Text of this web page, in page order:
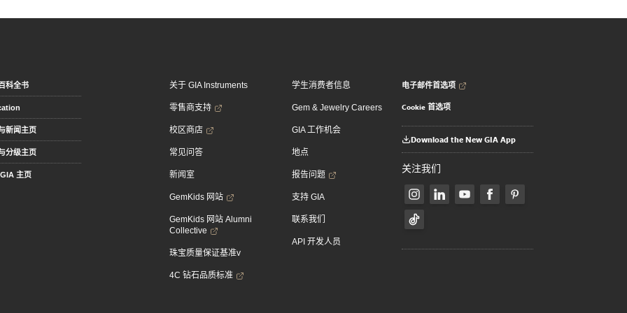
科全书
新闻主页
分级主页
主页
关于 GIA Instruments
零售商支持
校区商店
常见问答
新闻室
GemKids 网站
GemKids 网站 Alumni
Collective
珠宝质量保证基准v
4C 钻石品质标准
学生消费者信息
Gem & Jewelry Careers
GIA 工作机会
地点
报告问题
支持 GIA
联系我们
API 开发人员
电子邮件首选项
Cookie 首选项
Download the New GIA App
关注我们